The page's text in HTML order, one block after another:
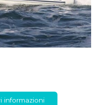
informazioni